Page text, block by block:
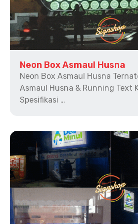
Neon Box Asmaul Husna
Neon Box Asmaul Husna
Asmaul Husna & Running Text
Spesifikasi …